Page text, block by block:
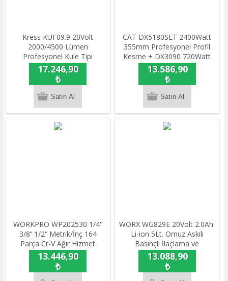
Kress KUF09.9 20Volt
2000/4500 Lümen
Profesyonel Kule Tipi
Teleskopik Katlanabilir LED
Projektör (Akü Dahil Değildir)
17.246,90
₺
CAT DX5180SET 2400Watt
355mm Profesyonel Profil
Kesme + DX3090 720Watt
125mm Profesyonel Avuç
Taşlama
13.586,90
₺
WORKPRO WP202530 1/4'’
3/8’’ 1/2'’ Metrik/İnç 164
Parça Cr-V Ağır Hizmet
Lokma ve Kombine Anahtar
Takımı
13.446,90
₺
WORX WG829E 20Volt 2.0Ah.
Li-ion 5Lt. Omuz Askılı
Basınçlı İlaçlama ve
Dezenfektan Pompası
13.088,90
₺